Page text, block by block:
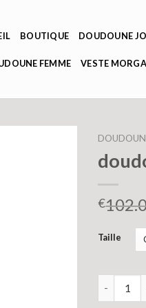
BOUTIQUE DOUDOUNE
FEMME VESTE
€
Taille